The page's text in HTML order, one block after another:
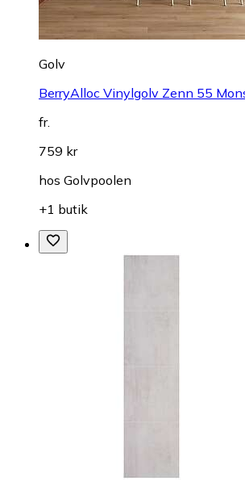
Golv
BerryAlloc Vinylgolv Zenn 55
fr.
759 kr
hos Golvpoolen
+1 butik